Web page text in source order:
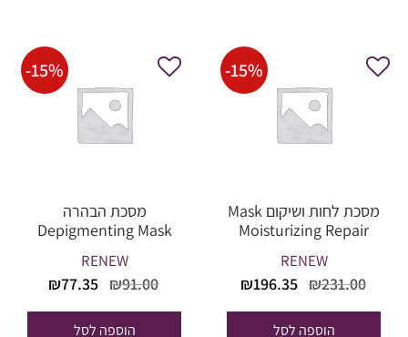
-15%
מסכת לחות ושיקום Mask
Moisturizing Repair
RENEW
₪231.00
המחיר
היה:
₪196.35
הוספה לסל
-15%
מסכת הבהרה
Depigmenting Mask
RENEW
₪91.00
המחיר
היה:
₪77.35
הוספה לסל